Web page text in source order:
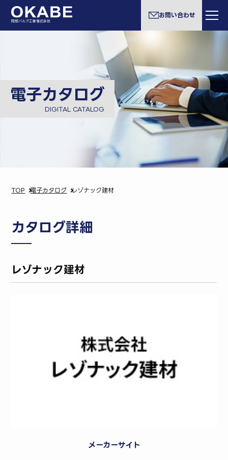
岡部バルブ工業株式会社
お問い合わせ
電子カタログ
DIGITAL CATALOG
TOP 電子カタログ レゾナック建材
カタログ詳細
レゾナック建材
メーカーサイト